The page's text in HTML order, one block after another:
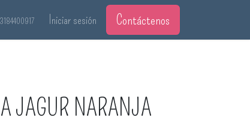
Iniciar sesión Contáctenos
JAGUR NARANJA